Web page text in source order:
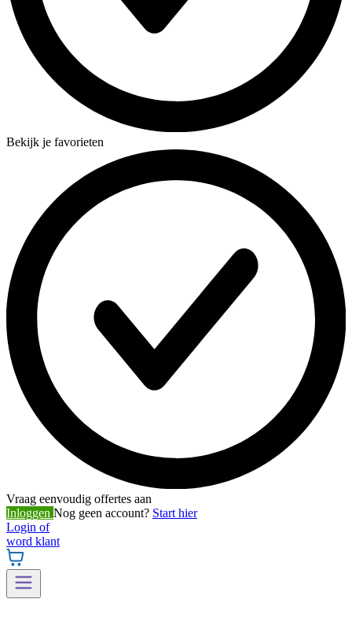
Bekijk je favorieten
Vraag eenvoudig offertes aan
Inloggen Nog geen account? Start hier
Login of
word klant